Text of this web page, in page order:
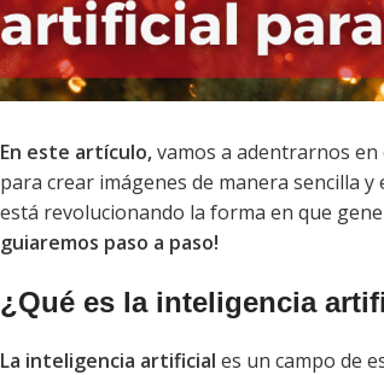
En este artículo,vamos a adentrarnos
para crear imágenes de manera sencilla
está revolucionando la forma en que
guiaremos paso a paso!
¿Qué es la inteligencia
La inteligencia artificial es un campo de